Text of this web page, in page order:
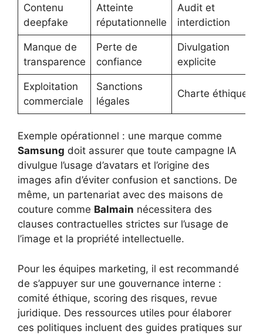
Contenu
deepfake
Atteinte
réputationnelle
Audit et
interdiction
Manque de
transparence
Perte de
confiance
Divulgation
explicite
Exploitation
commerciale
Sanctions
légales
Charte éthique
Exemple opérationnel : une marque comme
Samsung doit assurer que toute campagne IA
divulgue l’usage d’avatars et l’origine des
images afin d’éviter confusion et sanctions. De
même, un partenariat avec des maisons de
couture comme Balmain nécessitera des
clauses contractuelles strictes sur l’usage de
l’image et la propriété intellectuelle.
Pour les équipes marketing, il est recommandé
de s’appuyer sur une gouvernance interne :
comité éthique, scoring des risques, revue
juridique. Des ressources utiles pour élaborer
ces politiques incluent des guides pratiques sur